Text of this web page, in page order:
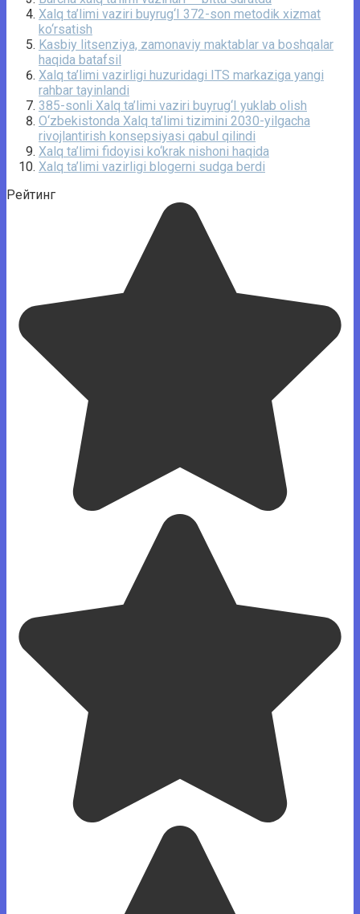
Xalq ta’limi vaziri buyrug‘I 372-son metodik xizmat
ko‘rsatish
Kasbiy litsenziya, zamonaviy maktablar va boshqalar
haqida batafsil
Xalq ta’limi vazirligi huzuridagi ITS markaziga yangi
rahbar tayinlandi
385-sonli Xalq ta’limi vaziri buyrug‘I yuklab olish
O‘zbekistonda Xalq ta’limi tizimini 2030-yilgacha
rivojlantirish konsepsiyasi qabul qilindi
Xalq ta’limi fidoyisi ko‘krak nishoni haqida
Xalq ta’limi vazirligi blogerni sudga berdi
Рейтинг